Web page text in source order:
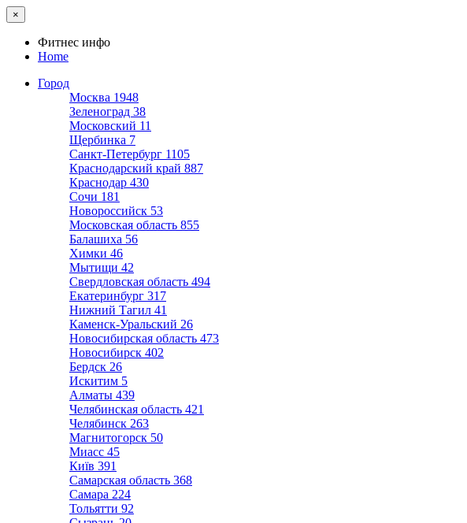
×
Фитнес инфо
Home
Город
Москва 1948
Зеленоград 38
Московский 11
Щербинка 7
Санкт-Петербург 1105
Краснодарский край 887
Краснодар 430
Сочи 181
Новороссийск 53
Московская область 855
Балашиха 56
Химки 46
Мытищи 42
Свердловская область 494
Екатеринбург 317
Нижний Тагил 41
Каменск-Уральский 26
Новосибирская область 473
Новосибирск 402
Бердск 26
Искитим 5
Алматы 439
Челябинская область 421
Челябинск 263
Магнитогорск 50
Миасс 45
Київ 391
Самарская область 368
Самара 224
Тольятти 92